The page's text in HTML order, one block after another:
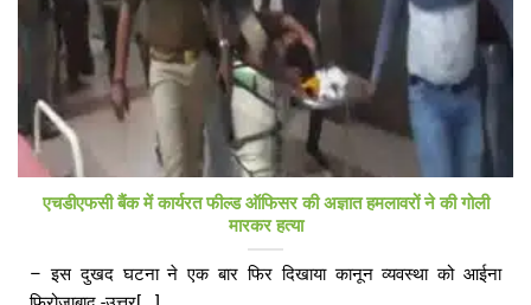
एचडीएफसी बैंक में कार्यरत फील्ड ऑफिसर की अज्ञात हमलावरों ने की गोली
मारकर हत्या
– इस दुखद घटना ने एक बार फिर दिखाया कानून व्यवस्था को आईना